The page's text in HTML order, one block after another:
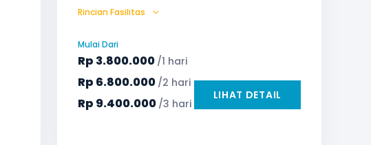
Audio
Bagasi
Safety Tools (P3K, Windows Breaker, dll)
Rincian Fasilitas
Mulai Dari
Rp 3.800.000 /1 hari
Rp 6.800.000 /2 hari
Rp 9.400.000 /3 hari
LIHAT DETAIL